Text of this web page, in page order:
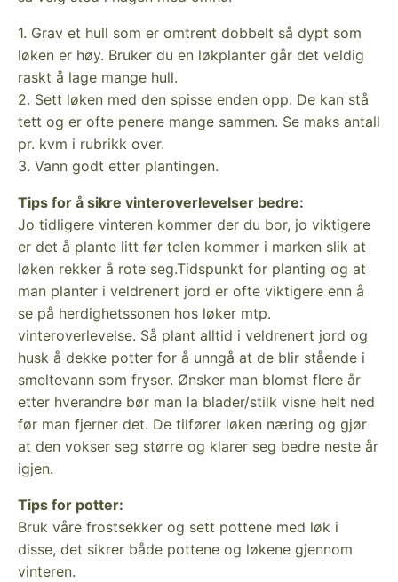
1. Grav et hull som er omtrent dobbelt så dypt som
løken er høy. Bruker du en løkplanter går det veldig
raskt å lage mange hull.
2. Sett løken med den spisse enden opp. De kan stå
tett og er ofte penere mange sammen. Se maks antall
pr. kvm i rubrikk over.
3. Vann godt etter plantingen.
Tips for å sikre vinteroverlevelser bedre:
Jo tidligere vinteren kommer der du bor, jo viktigere
er det å plante litt før telen kommer i marken slik at
løken rekker å rote seg.Tidspunkt for planting og at
man planter i veldrenert jord er ofte viktigere enn å
se på herdighetssonen hos løker mtp.
vinteroverlevelse. Så plant alltid i veldrenert jord og
husk å dekke potter for å unngå at de blir stående i
smeltevann som fryser. Ønsker man blomst flere år
etter hverandre bør man la blader/stilk visne helt ned
før man fjerner det. De tilfører løken næring og gjør
at den vokser seg større og klarer seg bedre neste år
igjen.
Tips for potter:
Bruk våre frostsekker og sett pottene med løk i
disse, det sikrer både pottene og løkene gjennom
vinteren.